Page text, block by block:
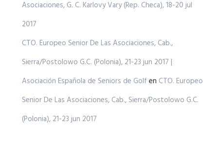
Asociaciones, G. C. Karlovy Vary (Rep. Checa), 18-20 jul
2017
CTO. Europeo Senior De Las Asociaciones, Cab.,
Sierra/Postolowo G.C. (Polonia), 21-23 jun 2017 |
Asociación Española de Seniors de Golf en CTO. Europeo
Senior De Las Asociaciones, Cab., Sierra/Postolowo G.C.
(Polonia), 21-23 jun 2017